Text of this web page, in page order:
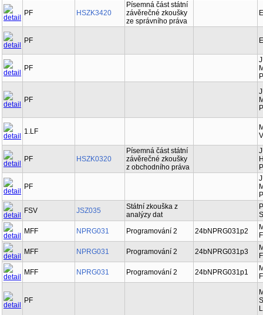
PF HSZK3420
Písemná část státní
závěrečné zkoušky
ze správního práva
PF
PF
PF
1.LF
PF HSZK0320
Písemná část státní
závěrečné zkoušky
z obchodního práva
PF
FSV
JSZ035
Státní zkouška z
analýzy dat
MFF
NPRG031 Programování 2 24bNPRG031p2
MFF
NPRG031 Programování 2 24bNPRG031p3
MFF
NPRG031 Programování 2 24bNPRG031p1
PF